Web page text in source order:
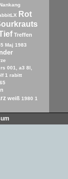
Rot
Treffen
Maj 1983
001, a3 8l,
1 rabitt
weiß 1980 1